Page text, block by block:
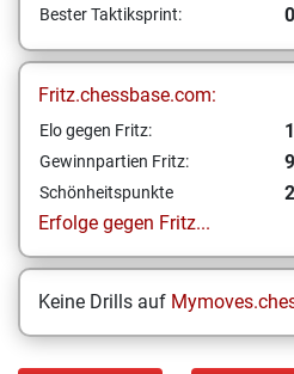
Bester Taktiksprint:
Fritz.chessbase.com:
Elo gegen Fritz:
Gewinnpartien Fritz: 9
Schönheitspunkte
Erfolge gegen Fritz...
Keine Drills auf